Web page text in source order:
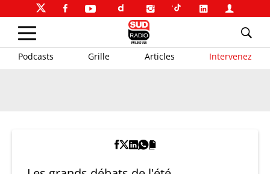
Podcasts Grille Articles Intervenez